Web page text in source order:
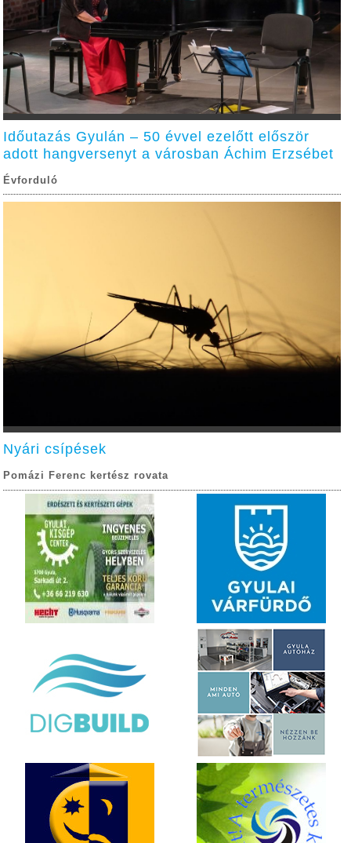
Időutazás Gyulán – 50 évvel ezelőtt először
adott hangversenyt a városban Áchim Erzsébet
Évforduló
Nyári csípések
Pomázi Ferenc kertész rovata